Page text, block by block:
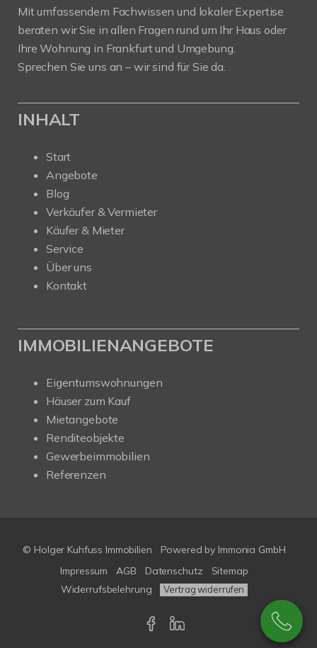
Mit umfassendem Fachwissen und lokaler Expertise
beraten wir Sie in allen Fragen rund um Ihr Haus oder
Ihre Wohnung in Frankfurt und Umgebung.
Sprechen Sie uns an – wir sind für Sie da.
INHALT
Start
Angebote
Blog
Verkäufer & Vermieter
Käufer & Mieter
Service
Über uns
Kontakt
IMMOBILIENANGEBOTE
Eigentumswohnungen
Häuser zum Kauf
Mietangebote
Renditeobjekte
Gewerbeimmobilien
Referenzen
© Holger Kuhfuss Immobilien Powered by Immonia GmbH
Impressum
AGB Datenschutz
Sitemap
Widerrufsbelehrung
Vertrag widerrufen